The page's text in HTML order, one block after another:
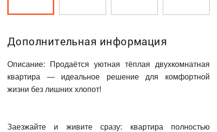
Дополнительная информация
Описание: Продаётся уютная тёплая двухкомнатная
квартира — идеальное решение для комфортной
жизни без лишних хлопот!
Заезжайте и живите сразу: квартира полностью